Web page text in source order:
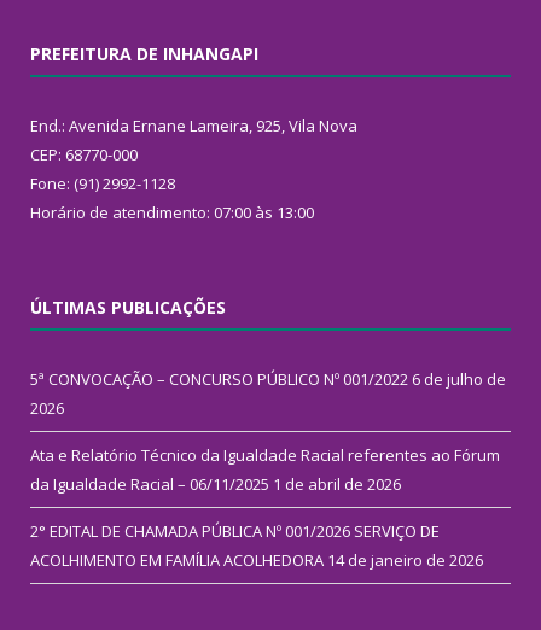
PREFEITURA DE INHANGAPI
End.: Avenida Ernane Lameira, 925, Vila Nova
CEP: 68770-000
Fone: (91) 2992-1128
Horário de atendimento: 07:00 às 13:00
ÚLTIMAS PUBLICAÇÕES
5ª CONVOCAÇÃO – CONCURSO PÚBLICO Nº 001/2022 6 de julho de
2026
Ata e Relatório Técnico da Igualdade Racial referentes ao Fórum
da Igualdade Racial – 06/11/2025 1 de abril de 2026
2° EDITAL DE CHAMADA PÚBLICA Nº 001/2026 SERVIÇO DE
ACOLHIMENTO EM FAMÍLIA ACOLHEDORA 14 de janeiro de 2026